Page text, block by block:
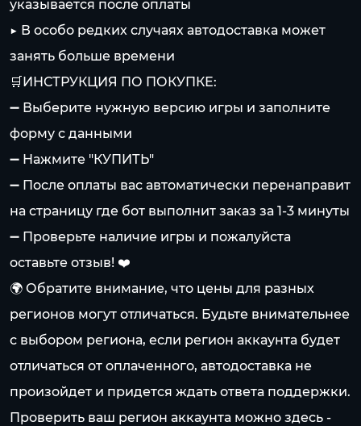
указывается после оплаты
▶️ В особо редких случаях автодоставка может
занять больше времени
🛒ИНСТРУКЦИЯ ПО ПОКУПКЕ:
➖ Выберите нужную версию игры и заполните
форму с данными
➖ Нажмите "КУПИТЬ"
➖ После оплаты вас автоматически перенаправит
на страницу где бот выполнит заказ за 1-3 минуты
➖ Проверьте наличие игры и пожалуйста
оставьте отзыв! ❤️
🌍 Обратите внимание, что цены для разных
регионов могут отличаться. Будьте внимательнее
с выбором региона, если регион аккаунта будет
отличаться от оплаченного, автодоставка не
произойдет и придется ждать ответа поддержки.
Проверить ваш регион аккаунта можно здесь -